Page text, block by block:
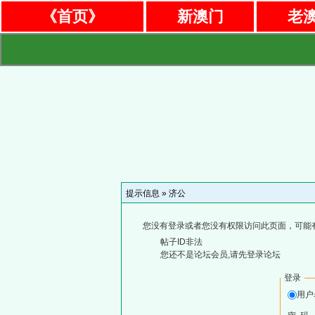
《首页》 新澳门 老
提示信息 » 济公
您没有登录或者您没有权限访问此页面，可能
帖子ID非法
您还不是论坛会员,请先登录论坛
登录
用